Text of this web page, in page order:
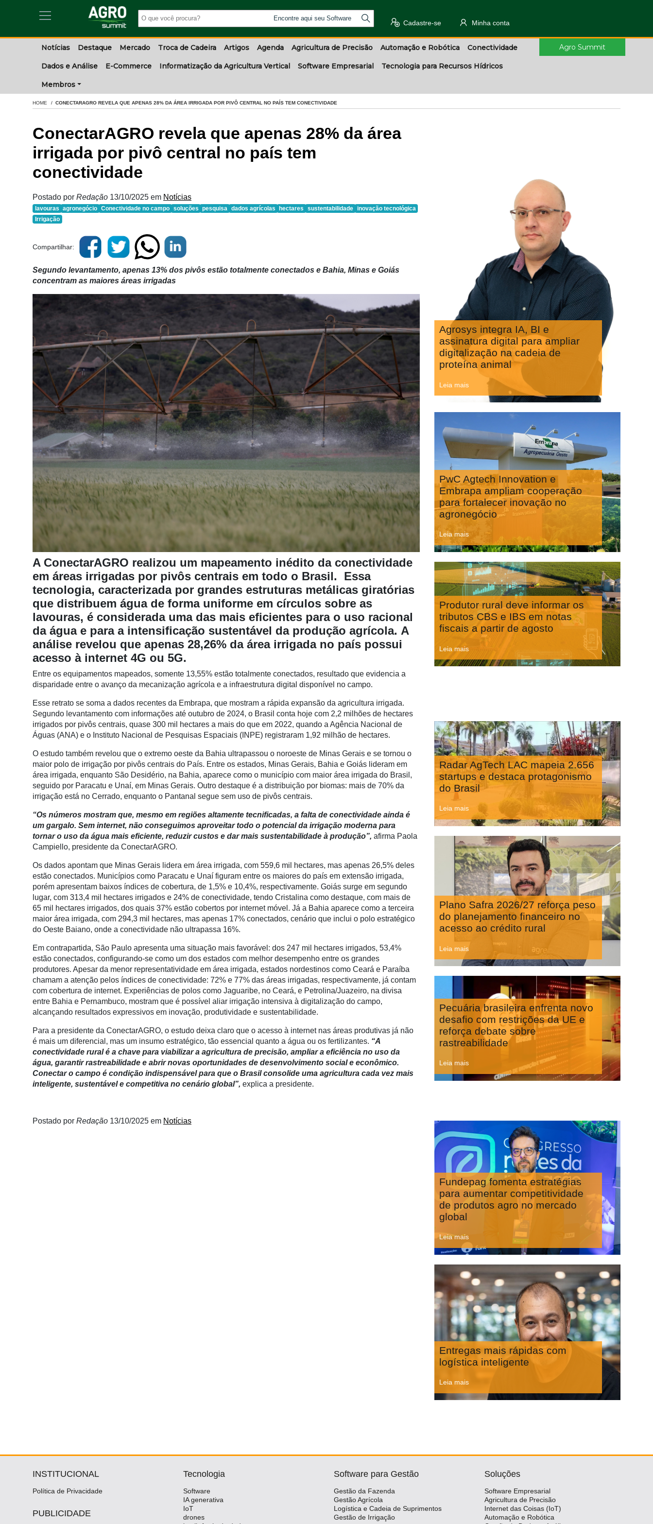
Cadastre-
Mercado
Agricultura
Precisão
Automação
Conectividade
Commerce
Agricultura
Software
Tecnologia
Recursos
Membros
Liberali
Netrin
Néctar
Tecprime
Agro
Consulting
Encontre aqui seu Software
Cadastre-se Minha conta
Notícias Destaque Mercado Troca de Cadeira Artigos Agenda Agricultura de Precisão Automação e Robótica Conectividade
Dados e Análise E-Commerce Informatização da Agricultura Vertical Software Empresarial Tecnologia para Recursos Hídricos
Membros
Agro Summit
HOME CONECTARAGRO REVELA QUE APENAS 28% DA ÁREA IRRIGADA POR PIVÔ CENTRAL NO PAÍS TEM CONECTIVIDADE
ConectarAGRO revela que apenas 28% da área
irrigada por pivô central no país tem
conectividade
Postado por Redação 13/10/2025 em Notícias
lavouras agronegócio Conectividade no campo soluções pesquisa dados agrícolas hectares sustentabilidade inovação tecnológica
Irrigação
Compartilhar:
Segundo levantamento, apenas 13% dos pivôs estão totalmente conectados e Bahia, Minas e Goiás
concentram as maiores áreas irrigadas
A ConectarAGRO realizou um mapeamento inédito da conectividade
em áreas irrigadas por pivôs centrais em todo o Brasil. Essa
tecnologia, caracterizada por grandes estruturas metálicas giratórias
que distribuem água de forma uniforme em círculos sobre as
lavouras, é considerada uma das mais eficientes para o uso racional
da água e para a intensificação sustentável da produção agrícola. A
análise revelou que apenas 28,26% da área irrigada no país possui
acesso à internet 4G ou 5G.
Entre os equipamentos mapeados, somente 13,55% estão totalmente conectados, resultado que evidencia a
disparidade entre o avanço da mecanização agrícola e a infraestrutura digital disponível no campo.
Esse retrato se soma a dados recentes da Embrapa, que mostram a rápida expansão da agricultura irrigada.
Segundo levantamento com informações até outubro de 2024, o Brasil conta hoje com 2,2 milhões de hectares
irrigados por pivôs centrais, quase 300 mil hectares a mais do que em 2022, quando a Agência Nacional de
Águas (ANA) e o Instituto Nacional de Pesquisas Espaciais (INPE) registraram 1,92 milhão de hectares.
O estudo também revelou que o extremo oeste da Bahia ultrapassou o noroeste de Minas Gerais e se tornou o
maior polo de irrigação por pivôs centrais do País. Entre os estados, Minas Gerais, Bahia e Goiás lideram em
área irrigada, enquanto São Desidério, na Bahia, aparece como o município com maior área irrigada do Brasil,
seguido por Paracatu e Unaí, em Minas Gerais. Outro destaque é a distribuição por biomas: mais de 70% da
irrigação está no Cerrado, enquanto o Pantanal segue sem uso de pivôs centrais.
“Os números mostram que, mesmo em regiões altamente tecnificadas, a falta de conectividade ainda é
um gargalo. Sem internet, não conseguimos aproveitar todo o potencial da irrigação moderna para
tornar o uso da água mais eficiente, reduzir custos e dar mais sustentabilidade à produção”, afirma Paola
Campiello, presidente da ConectarAGRO.
Os dados apontam que Minas Gerais lidera em área irrigada, com 559,6 mil hectares, mas apenas 26,5% deles
estão conectados. Municípios como Paracatu e Unaí figuram entre os maiores do país em extensão irrigada,
porém apresentam baixos índices de cobertura, de 1,5% e 10,4%, respectivamente. Goiás surge em segundo
lugar, com 313,4 mil hectares irrigados e 24% de conectividade, tendo Cristalina como destaque, com mais de
65 mil hectares irrigados, dos quais 37% estão cobertos por internet móvel. Já a Bahia aparece como a terceira
maior área irrigada, com 294,3 mil hectares, mas apenas 17% conectados, cenário que inclui o polo estratégico
do Oeste Baiano, onde a conectividade não ultrapassa 16%.
Em contrapartida, São Paulo apresenta uma situação mais favorável: dos 247 mil hectares irrigados, 53,4%
estão conectados, configurando-se como um dos estados com melhor desempenho entre os grandes
produtores. Apesar da menor representatividade em área irrigada, estados nordestinos como Ceará e Paraíba
chamam a atenção pelos índices de conectividade: 72% e 77% das áreas irrigadas, respectivamente, já contam
com cobertura de internet. Experiências de polos como Jaguaribe, no Ceará, e Petrolina/Juazeiro, na divisa
entre Bahia e Pernambuco, mostram que é possível aliar irrigação intensiva à digitalização do campo,
alcançando resultados expressivos em inovação, produtividade e sustentabilidade.
Para a presidente da ConectarAGRO, o estudo deixa claro que o acesso à internet nas áreas produtivas já não
é mais um diferencial, mas um insumo estratégico, tão essencial quanto a água ou os fertilizantes. “A
conectividade rural é a chave para viabilizar a agricultura de precisão, ampliar a eficiência no uso da
água, garantir rastreabilidade e abrir novas oportunidades de desenvolvimento social e econômico.
Conectar o campo é condição indispensável para que o Brasil consolide uma agricultura cada vez mais
inteligente, sustentável e competitiva no cenário global”, explica a presidente.
Postado por Redação 13/10/2025 em Notícias
Agrosys integra IA, BI e
assinatura digital para ampliar
digitalização na cadeia de
proteína animal
Leia mais
PwC Agtech Innovation e
Embrapa ampliam cooperação
para fortalecer inovação no
agronegócio
Leia mais
Produtor rural deve informar os
tributos CBS e IBS em notas
fiscais a partir de agosto
Leia mais
Radar AgTech LAC mapeia 2.656
startups e destaca protagonismo
do Brasil
Leia mais
Plano Safra 2026/27 reforça peso
do planejamento financeiro no
acesso ao crédito rural
Leia mais
Pecuária brasileira enfrenta novo
desafio com restrições da UE e
reforça debate sobre
rastreabilidade
Leia mais
Fundepag fomenta estratégias
para aumentar competitividade
de produtos agro no mercado
global
Leia mais
Entregas mais rápidas com
logística inteligente
Leia mais
INSTITUCIONAL
Política de Privacidade
PUBLICIDADE
Tecnologia
Software
IA generativa
IoT
drones
Software para Gestão
Gestão da Fazenda
Gestão Agrícola
Logística e Cadeia de Suprimentos
Gestão de Irrigação
Soluções
Software Empresarial
Agricultura de Precisão
Internet das Coisas (IoT)
Automação e Robótica